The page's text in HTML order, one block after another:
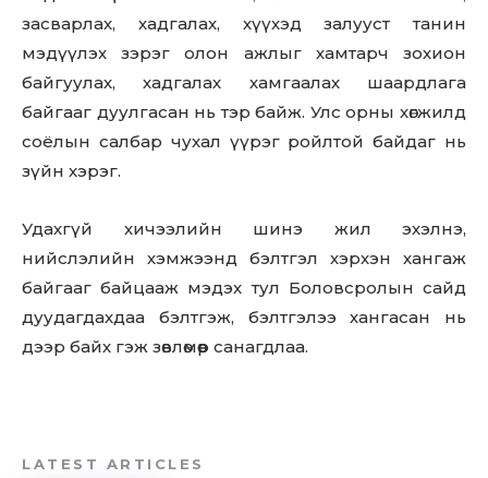
засварлах, хадгалах, хүүхэд залууст танин
мэдүүлэх зэрэг олон ажлыг хамтарч зохион
байгуулах, хадгалах хамгаалах шаардлага
байгааг дуулгасан нь тэр байж. Улс орны хөгжилд
соёлын салбар чухал үүрэг ройлтой байдаг нь
зүйн хэрэг.
Удахгүй хичээлийн шинэ жил эхэлнэ,
нийслэлийн хэмжээнд бэлтгэл хэрхэн хангаж
байгааг байцааж мэдэх тул Боловсролын сайд
дуудагдахдаа бэлтгэж, бэлтгэлээ хангасан нь
дээр байх гэж зөвлөмөөр санагдлаа.
LATEST ARTICLES